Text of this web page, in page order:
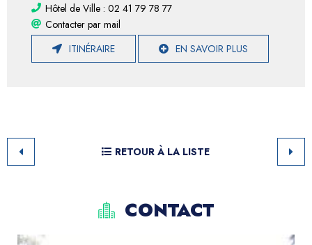
Hôtel de Ville : 02 41 79 78 77
Contacter par mail
ITINÉRAIRE
EN SAVOIR PLUS
RETOUR À LA LISTE
CONTACT